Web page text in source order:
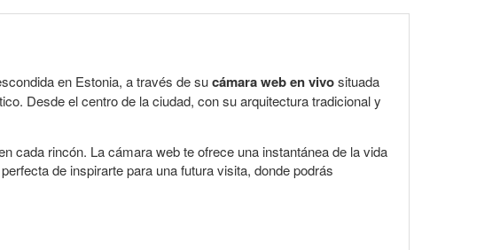
en Estonia, a través de sucámara web en vivosituada
Desde el centro de la ciudad, con su arquitectura tradicional y
cada rincón. La cámara web te ofrece una instantánea de la vida
de inspirarte para una futura visita, donde podrás